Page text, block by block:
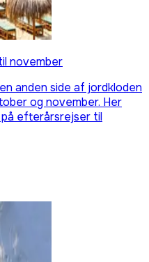
november
anden side af jordkloden
og november. Her
på efterårsrejser til